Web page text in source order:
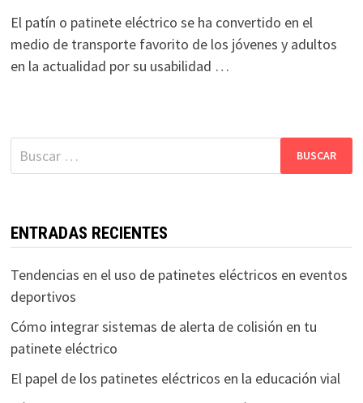
El patín o patinete eléctrico se ha convertido en el
medio de transporte favorito de los jóvenes y adultos
en la actualidad por su usabilidad …
Buscar:
ENTRADAS RECIENTES
Tendencias en el uso de patinetes eléctricos en eventos
deportivos
Cómo integrar sistemas de alerta de colisión en tu
patinete eléctrico
El papel de los patinetes eléctricos en la educación vial